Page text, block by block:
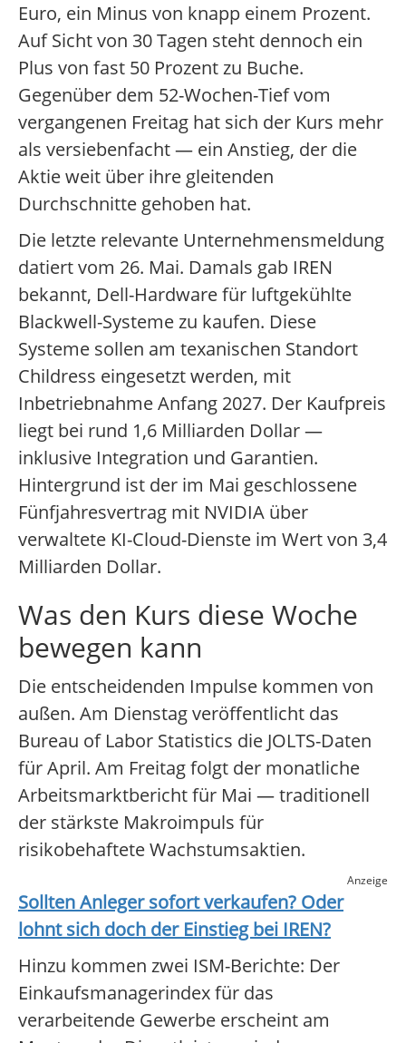
Euro, ein Minus von knapp einem Prozent.
Auf Sicht von 30 Tagen steht dennoch ein
Plus von fast 50 Prozent zu Buche.
Gegenüber dem 52-Wochen-Tief vom
vergangenen Freitag hat sich der Kurs mehr
als versiebenfacht — ein Anstieg, der die
Aktie weit über ihre gleitenden
Durchschnitte gehoben hat.
Die letzte relevante Unternehmensmeldung
datiert vom 26. Mai. Damals gab IREN
bekannt, Dell-Hardware für luftgekühlte
Blackwell-Systeme zu kaufen. Diese
Systeme sollen am texanischen Standort
Childress eingesetzt werden, mit
Inbetriebnahme Anfang 2027. Der Kaufpreis
liegt bei rund 1,6 Milliarden Dollar —
inklusive Integration und Garantien.
Hintergrund ist der im Mai geschlossene
Fünfjahresvertrag mit NVIDIA über
verwaltete KI-Cloud-Dienste im Wert von 3,4
Milliarden Dollar.
Was den Kurs diese Woche
bewegen kann
Die entscheidenden Impulse kommen von
außen. Am Dienstag veröffentlicht das
Bureau of Labor Statistics die JOLTS-Daten
für April. Am Freitag folgt der monatliche
Arbeitsmarktbericht für Mai — traditionell
der stärkste Makroimpuls für
risikobehaftete Wachstumsaktien.
Anzeige
Sollten Anleger sofort verkaufen? Oder
lohnt sich doch der Einstieg bei IREN?
Hinzu kommen zwei ISM-Berichte: Der
Einkaufsmanagerindex für das
verarbeitende Gewerbe erscheint am